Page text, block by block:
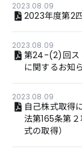
2023.08.09
2023年度第2
2023.08.09
第24-(2)回ス
に関するお知
2023.08.09
自己株式取得
法第165条第
式の取得）